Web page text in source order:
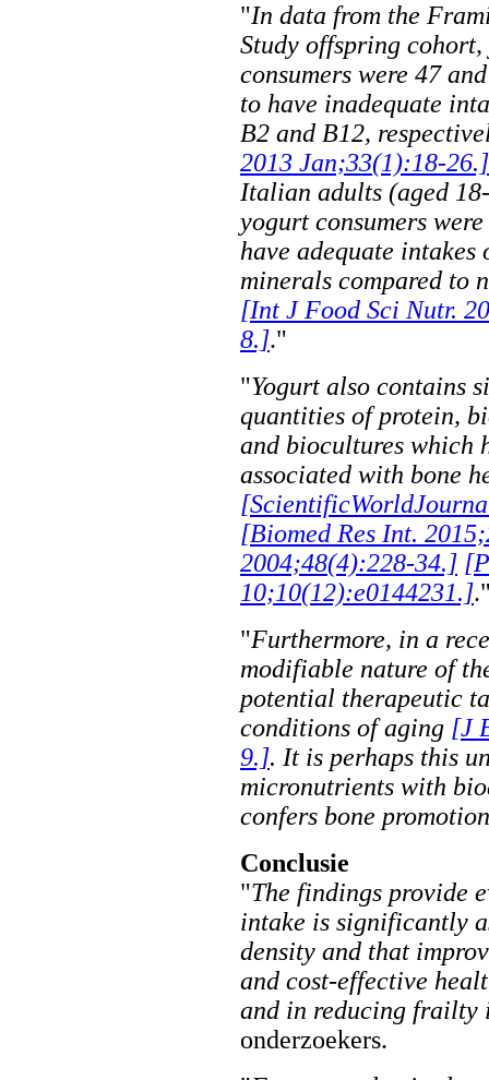
"In data from the
Study offspring
consumers were 47
to have inadequate
B2 and B12,
2013 Jan;33(1):18-26.]
Italian adults (aged
yogurt consumers
have adequate intakes
minerals compared to
[Int J Food Sci Nutr.
8.]."
"Yogurt also contains
quantities of protein,
and biocultures which
associated with bone
[Biomed Res Int.
2004;48(4):228-34.]
10;10(12):e0144231.]
"Furthermore, in a
modifiable nature of
potential therapeutic
conditions of aging [J
9.]. It is perhaps this
micronutrients with
confers bone
Conclusie
"The findings provide
intake is significantly
density and that
and cost-effective
and in reducing frailty
onderzoekers.